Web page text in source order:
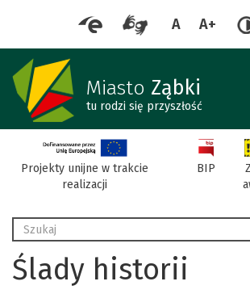
A A+
Miasto Ząbki
tu rodzi się przyszłość
Projekty unijne w trakcie
realizacji
BIP
Wyszukaj
Ślady historii